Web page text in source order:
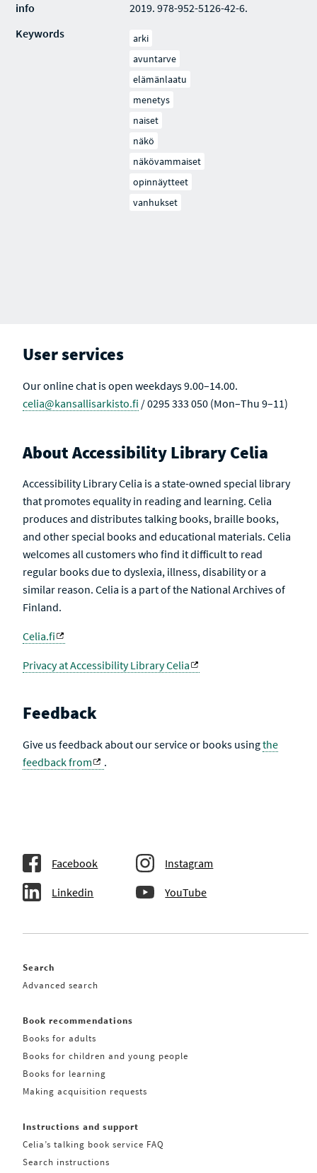
info
2019. 978-952-5126-42-6.
Keywords
arki
avuntarve
elämänlaatu
menetys
naiset
näkö
näkövammaiset
opinnäytteet
vanhukset
User services
Our online chat is open weekdays 9.00–14.00.
celia@kansallisarkisto.fi / 0295 333 050 (Mon–Thu 9–11)
About Accessibility Library Celia
Accessibility Library Celia is a state-owned special library
that promotes equality in reading and learning. Celia
produces and distributes talking books, braille books,
and other special books and educational materials. Celia
welcomes all customers who find it difficult to read
regular books due to dyslexia, illness, disability or a
similar reason. Celia is a part of the National Archives of
Finland.
Celia.fi
Privacy at Accessibility Library Celia
Feedback
Give us feedback about our service or books usingthe
feedback from
.
Facebook Instagram
Linkedin YouTube
Search
Advanced search
Book recommendations
Books for adults
Books for children and young people
Books for learning
Making acquisition requests
Instructions and support
Celia’s talking book service FAQ
Search instructions